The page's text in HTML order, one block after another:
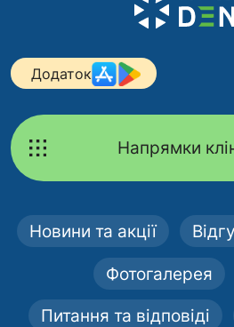
Додаток
Напрямки
Новини та акції
Фотогалерея
Питання та відповіді